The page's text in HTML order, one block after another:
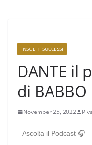
INSOLITI SUCCESSI
DANTE il
di BABBO
November 25, 2022 Piva
Ascolta il Podcast 🎧